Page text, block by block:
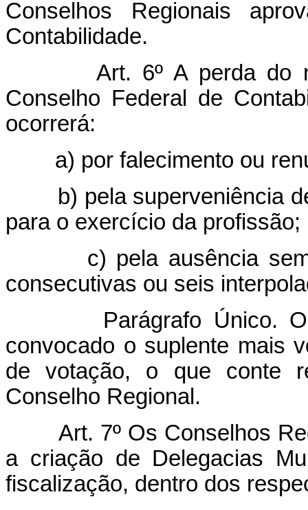
Conselhos Regionais
Contabilidade.
Art. 6º A perda do
Conselho Federal de
ocorrerá:
a) por falecimento ou
b) pela superveniência de
para o exercício da profissão;
c) pela ausência sem
consecutivas ou seis
Parágrafo Único.
convocado o suplente mais
de votação, o que conte
Conselho Regional.
Art. 7º Os Conselhos
a criação de Delegacias
fiscalização, dentro dos